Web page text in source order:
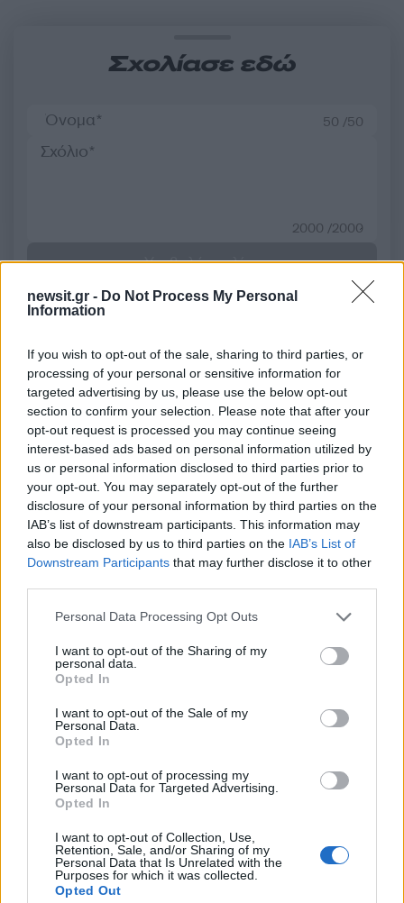
newsit.gr - Do Not Process My Personal
Information
If you wish to opt-out of the sale, sharing to third parties, or
processing of your personal or sensitive information for
targeted advertising by us, please use the below opt-out
section to confirm your selection. Please note that after your
opt-out request is processed you may continue seeing
interest-based ads based on personal information utilized by
us or personal information disclosed to third parties prior to
your opt-out. You may separately opt-out of the further
disclosure of your personal information by third parties on the
IAB’s list of downstream participants. This information may
also be disclosed by us to third parties on the IAB’s List of
Downstream Participants that may further disclose it to other
Please note that this website/app uses one or more Google
not limited to your visit or usage behaviour. You may click to
grant or deny consent to Google and its third-party tags to
use your data for below specified purposes in below Google
consent section.
Personal Data Processing Opt Outs
I want to opt-out of the Sharing of my
personal data.
Opted In
I want to opt-out of the Sale of my
Personal Data.
Opted In
I want to opt-out of processing my
Personal Data for Targeted Advertising.
Opted In
I want to opt-out of Collection, Use,
Retention, Sale, and/or Sharing of my
Personal Data that Is Unrelated with the
Purposes for which it was collected.
Opted Out
Σχολίασε εδώ
50 /50
2000 /2000
Υποβολή σχολίου
Όροι Χρήσης
. Το site προστατεύεται από reCAPTCHA, ισχύουν
Πολιτική Απορρήτου
Lifestyle
BILLBOARD
Share:
Ακολουθήστε το Νewsit.gr στοGoogle Newsκαι
ενημερωθείτε πρώτοι για όλη την ειδησεογραφία και τα
τελευταία νέατης ημέρας
γιορτή του Άκη Παυλόπουλου: «Δεκαπέντε
χρόνια μου διδάσκει υπομονή και αγάπη»
Ριτσώνας το «ύστατο χαίρε» στον Έλληνα
σύνδεσμο του ελικοπτέρου που έπεσε στην
Ψάθα
«Αφιέρωσε τη ζωή της στο να βοηθά
ανθρώπους που είχαν ανάγκη» - Η πρώτη
δήλωση της οικογένειας της 38χρονης
Η Αγγελική Ηλιάδη περιγράφει το θαύμα
που έζησε και πώς είδε τον Χριστό μπροστά
της: «Ήταν ό,τι πιο όμορφο έχω δει στη ζωή
μου»